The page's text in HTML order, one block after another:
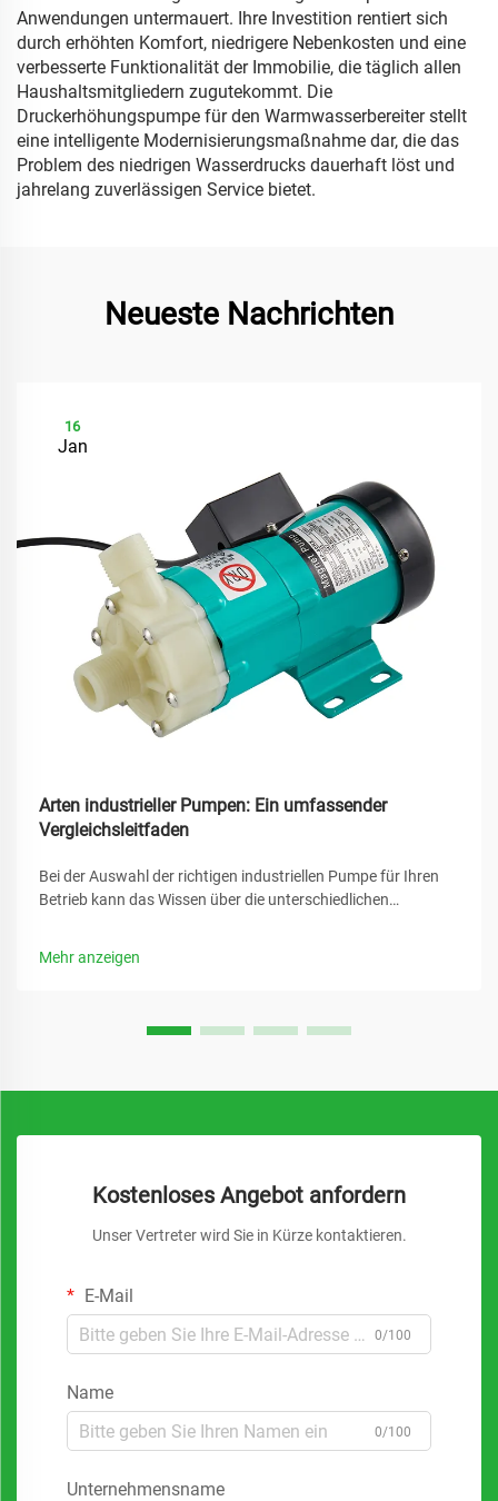
Anwendungen untermauert. Ihre Investition rentiert sich
durch erhöhten Komfort, niedrigere Nebenkosten und eine
verbesserte Funktionalität der Immobilie, die täglich allen
Haushaltsmitgliedern zugutekommt. Die
Druckerhöhungspumpe für den Warmwasserbereiter stellt
eine intelligente Modernisierungsmaßnahme dar, die das
Problem des niedrigen Wasserdrucks dauerhaft löst und
jahrelang zuverlässigen Service bietet.
Neueste Nachrichten
16
Jan
Arten industrieller Pumpen: Ein umfassender
Vergleichsleitfaden
Bei der Auswahl der richtigen industriellen Pumpe für Ihren
Betrieb kann das Wissen über die unterschiedlichen
industrielle Pumpe bildet das Rückgrat unzähliger
Mehr anzeigen
Kostenloses Angebot anfordern
Unser Vertreter wird Sie in Kürze kontaktieren.
E-Mail
0/100
Name
0/100
Unternehmensname